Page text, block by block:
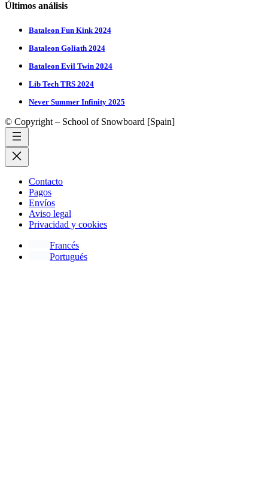
Últimos análisis
Bataleon Fun Kink 2024
Bataleon Goliath 2024
Bataleon Evil Twin 2024
Lib Tech TRS 2024
Never Summer Infinity 2025
© Copyright – School of Snowboard [Spain]
Contacto
Pagos
Envíos
Aviso legal
Privacidad y cookies
Francés
Portugués